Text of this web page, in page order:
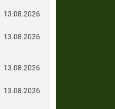
13.08.2026
13.08.2026
13.08.2026
13.08.2026